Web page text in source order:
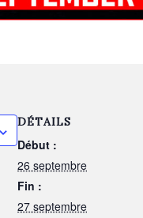
DÉTAILS
Début :
26 septembre
Fin :
27 septembre